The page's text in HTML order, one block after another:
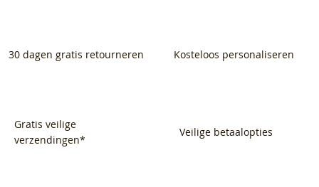
30 dagen gratis retourneren Kosteloos personaliseren
Gratis veilige
verzendingen*
Veilige betaalopties